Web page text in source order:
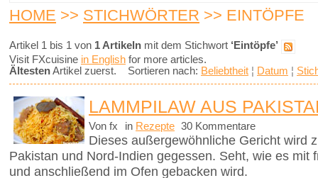
HOME >> STICHWÖRTER >> EINTÖPFE
Artikel 1 bis 1 von 1 Artikeln mit dem Stichwort ‘Eintöpfe’
Visit FXcuisine in English for more articles.
ÄltestenArtikel zuerst. Sortieren nach: Beliebtheit ¦ Datum ¦
LAMMPILAW AUS
Von fx in Rezepte 30 Kommentare
Dieses außergewöhnliche Gericht wird
Pakistan und Nord-Indien gegessen. Seht, wie es mit
und anschließend im Ofen gebacken wird.